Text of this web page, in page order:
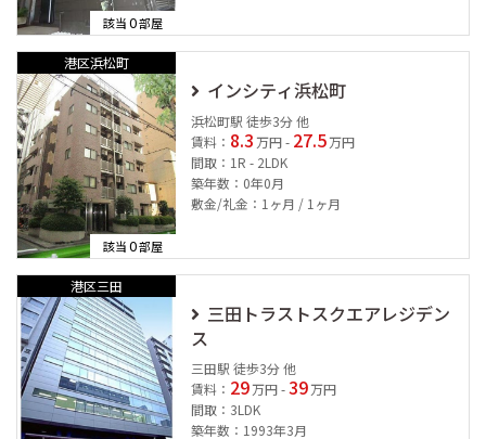
該当0部屋
港区浜松町
該当0部屋
インシティ浜松町
浜松町駅 徒歩3分 他
賃料： 8.3 万円 - 27.5 万円
間取：1R - 2LDK
築年数：0年0月
敷金/礼金：1ヶ月 / 1ヶ月
港区三田
三田トラストスクエアレジデン
ス
三田駅 徒歩3分 他
賃料： 29 万円 -39 万円
間取：3LDK
築年数：1993年3月